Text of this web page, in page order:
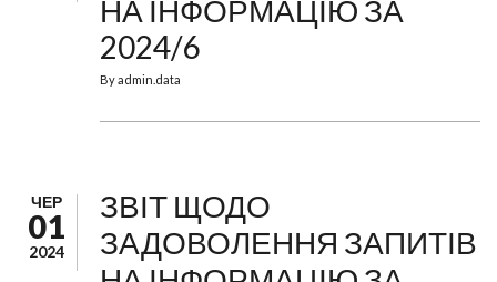
НА ІНФОРМАЦІЮ ЗА
2024/6
Byadmin.data
ЧЕР
01
2024
ЗВІТ ЩОДО
ЗАДОВОЛЕННЯ ЗАПИТІВ